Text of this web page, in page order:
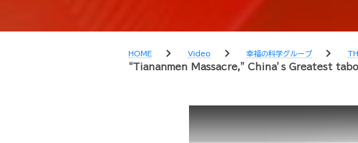
HOME chevron_right Video chevron_right 幸福の科学グループ chevron_right
“Tiananmen Massacre,” China’s Greatest taboo